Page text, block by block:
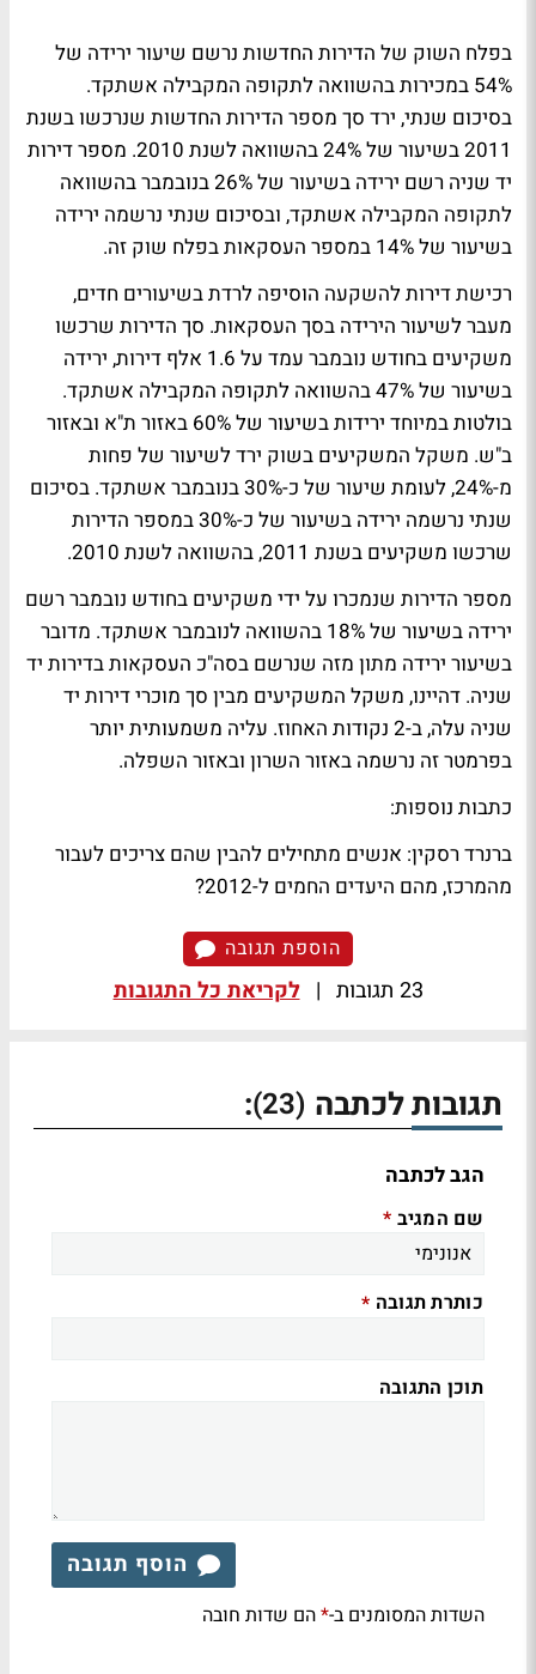
בפלח השוק של הדירות החדשות נרשם שיעור ירידה של
54% במכירות בהשוואה לתקופה המקבילה אשתקד.
בסיכום שנתי, ירד סך מספר הדירות החדשות שנרכשו בשנת
2011 בשיעור של 24% בהשוואה לשנת 2010. מספר דירות
יד שניה רשם ירידה בשיעור של 26% בנובמבר בהשוואה
לתקופה המקבילה אשתקד, ובסיכום שנתי נרשמה ירידה
בשיעור של 14% במספר העסקאות בפלח שוק זה.
רכישת דירות להשקעה הוסיפה לרדת בשיעורים חדים,
מעבר לשיעור הירידה בסך העסקאות. סך הדירות שרכשו
משקיעים בחודש נובמבר עמד על 1.6 אלף דירות, ירידה
בשיעור של 47% בהשוואה לתקופה המקבילה אשתקד.
בולטות במיוחד ירידות בשיעור של 60% באזור ת"א ובאזור
ב"ש. משקל המשקיעים בשוק ירד לשיעור של פחות
מ-24%, לעומת שיעור של כ-30% בנובמבר אשתקד. בסיכום
שנתי נרשמה ירידה בשיעור של כ-30% במספר הדירות
שרכשו משקיעים בשנת 2011, בהשוואה לשנת 2010.
מספר הדירות שנמכרו על ידי משקיעים בחודש נובמבר רשם
ירידה בשיעור של 18% בהשוואה לנובמבר אשתקד. מדובר
בשיעור ירידה מתון מזה שנרשם בסה"כ העסקאות בדירות יד
שניה. דהיינו, משקל המשקיעים מבין סך מוכרי דירות יד
שניה עלה, ב-2 נקודות האחוז. עליה משמעותית יותר
בפרמטר זה נרשמה באזור השרון ובאזור השפלה.
כתבות נוספות:
ברנרד רסקין: אנשים מתחילים להבין שהם צריכים לעבור
מהמרכז, מהם היעדים החמים ל-2012?
הוספת תגובה
23 תגובות | לקריאת כל התגובות
תגובות לכתבה (23)
:
הגב לכתבה
שם המגיב *
כותרת תגובה *
תוכן התגובה
הוסף תגובה
השדות המסומנים ב-*הם שדות חובה